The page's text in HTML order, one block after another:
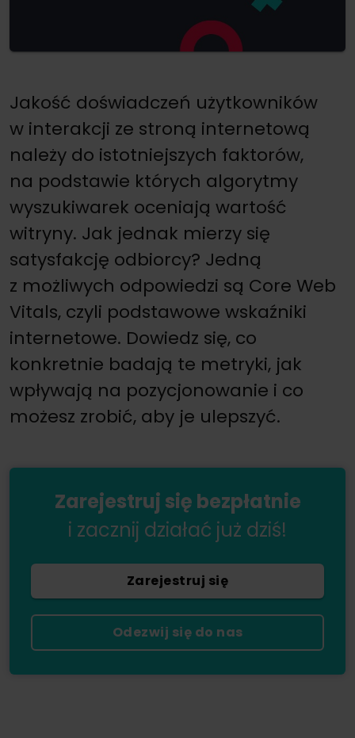
Jakość doświadczeń użytkowników
w interakcji ze stroną internetową
należy do istotniejszych faktorów,
na podstawie których algorytmy
wyszukiwarek oceniają wartość
witryny. Jak jednak mierzy się
satysfakcję odbiorcy? Jedną
z możliwych odpowiedzi są Core Web
Vitals, czyli podstawowe wskaźniki
internetowe. Dowiedz się, co
konkretnie badają te metryki, jak
wpływają na pozycjonowanie i co
możesz zrobić, aby je ulepszyć.
Zarejestruj się bezpłatnie
i zacznij działać już dziś!
Zarejestruj się
Odezwij się do nas